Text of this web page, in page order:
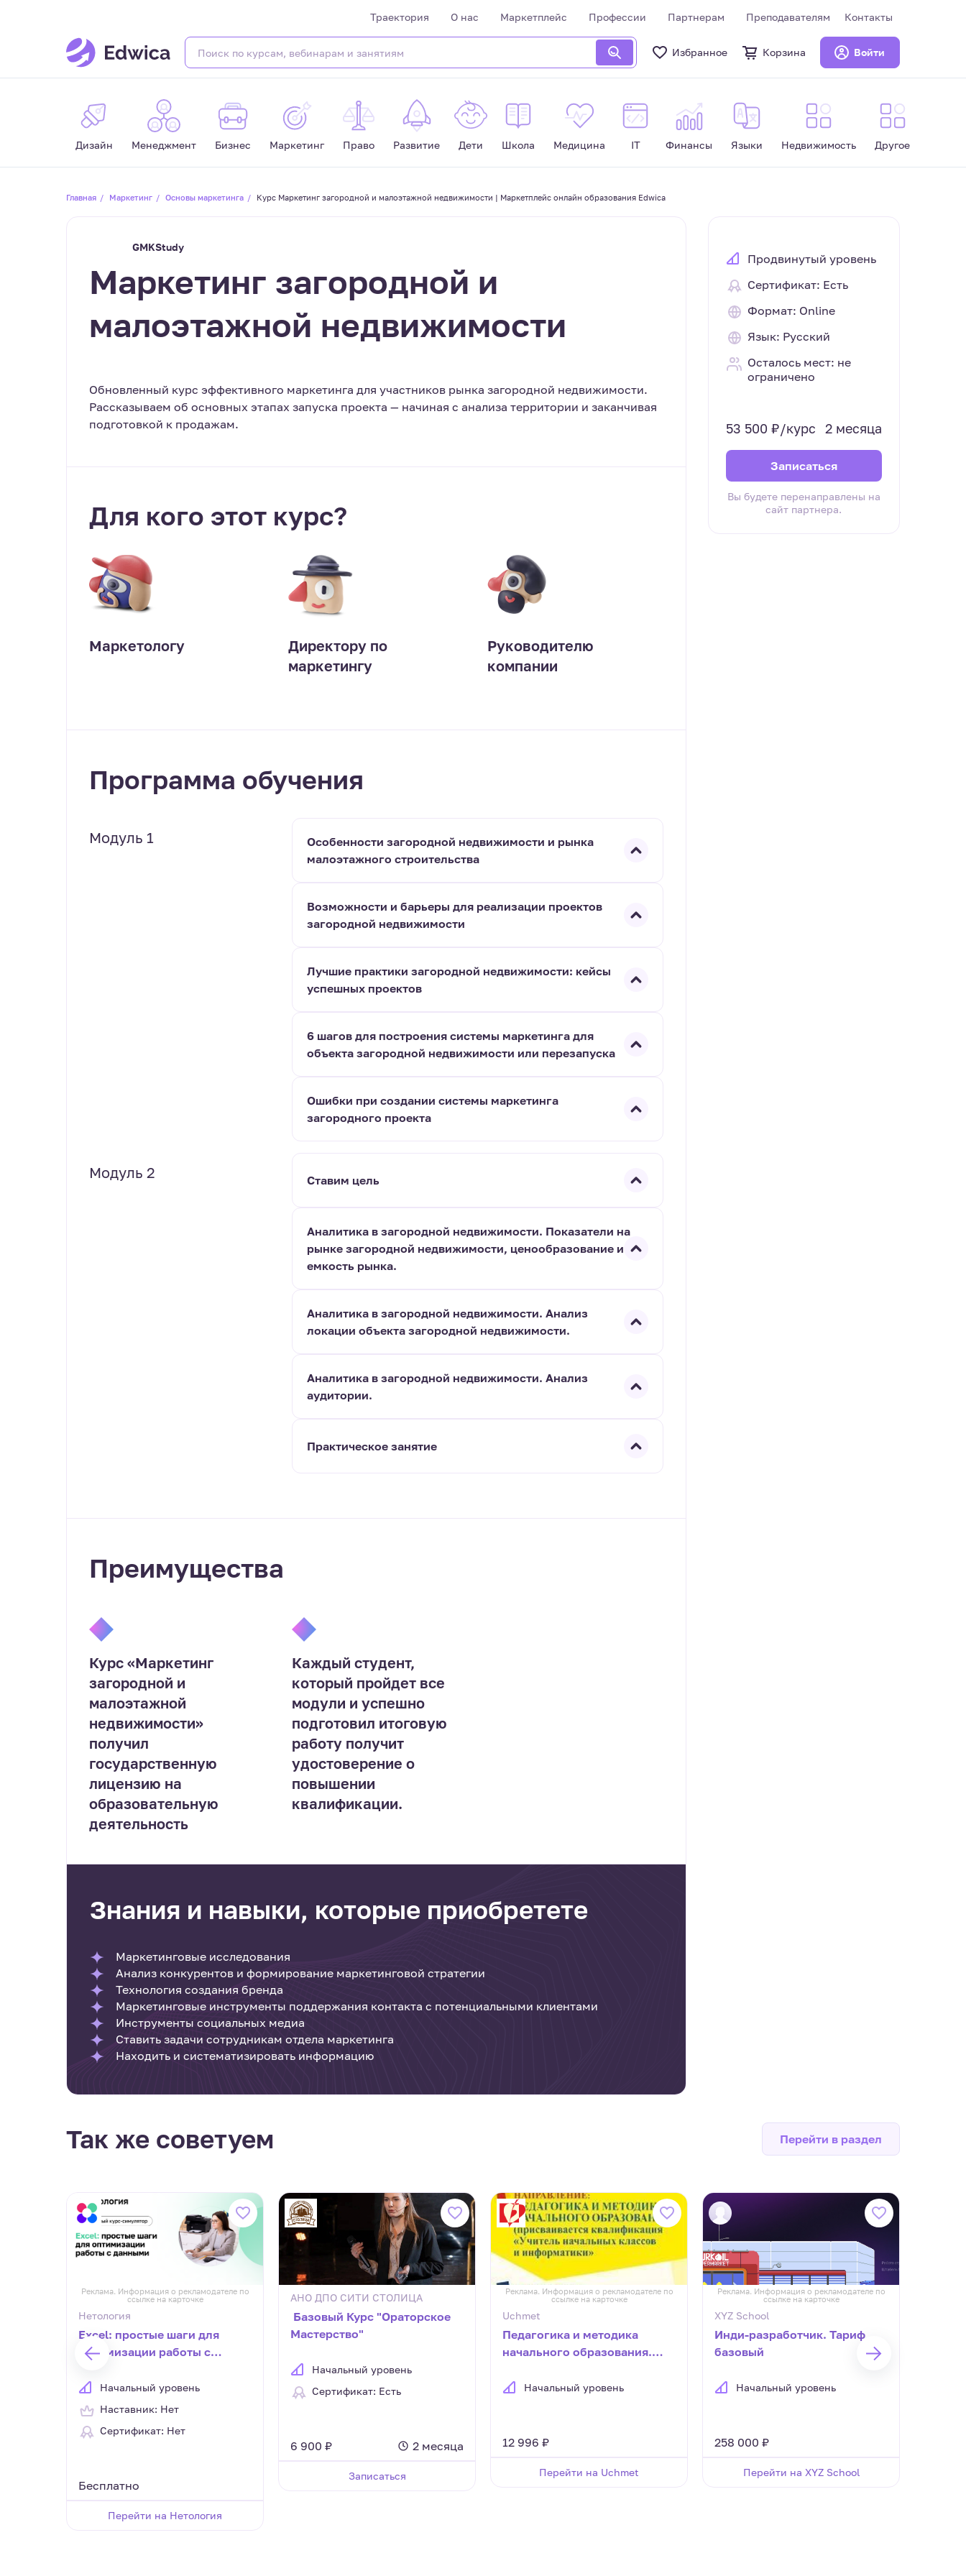
Траектория О нас Маркетплейс Профессии Партнерам Преподавателям Контакты
Избранное Корзина Войти
Дизайн Менеджмент Бизнес Маркетинг Право Развитие Дети Школа Медицина IT Финансы Языки Недвижимость Другое
Главная Маркетинг Основы маркетинга Курс Маркетинг загородной и малоэтажной недвижимости | Маркетплейс онлайн образования Edwica
Продвинутый уровень
Сертификат: Есть
Формат: Online
Язык: Русский
Осталось мест: не
ограничено
53 500 ₽/курс 2 месяца
Записаться
Вы будете перенаправлены на
сайт партнера.
GMKStudy
Маркетинг загородной и
малоэтажной недвижимости
Обновленный курс эффективного маркетинга для участников рынка загородной недвижимости.
Рассказываем об основных этапах запуска проекта — начиная с анализа территории и заканчивая
подготовкой к продажам.
Для кого этот курс?
Маркетологу
Директору по
маркетингу
Руководителю
компании
Программа обучения
Модуль 1
Особенности загородной недвижимости и рынка
малоэтажного строительства
Возможности и барьеры для реализации проектов
загородной недвижимости
Лучшие практики загородной недвижимости: кейсы
успешных проектов
6 шагов для построения системы маркетинга для
объекта загородной недвижимости или перезапуска
Ошибки при создании системы маркетинга
загородного проекта
Модуль 2 Ставим цель
Аналитика в загородной недвижимости. Показатели на
рынке загородной недвижимости, ценообразование и
емкость рынка.
Аналитика в загородной недвижимости. Анализ
локации объекта загородной недвижимости.
Аналитика в загородной недвижимости. Анализ
аудитории.
Практическое занятие
Преимущества
Курс «Маркетинг
загородной и
малоэтажной
недвижимости»
получил
государственную
лицензию на
образовательную
деятельность
Каждый студент,
который пройдет все
модули и успешно
подготовил итоговую
работу получит
удостоверение о
повышении
квалификации.
Знания и навыки, которые приобретете
Маркетинговые исследования
Анализ конкурентов и формирование маркетинговой стратегии
Технология создания бренда
Маркетинговые инструменты поддержания контакта с потенциальными клиентами
Инструменты социальных медиа
Ставить задачи сотрудникам отдела маркетинга
Находить и систематизировать информацию
Так же советуем Перейти в раздел
Реклама. Информация о рекламодателе по
ссылке на карточке
Нетология
Excel: простые шаги для
оптимизации работы с
Начальный уровень
Наставник: Нет
Сертификат: Нет
Бесплатно
Перейти на Нетология
АНО ДПО СИТИ СТОЛИЦА
​ Базовый Курс "Ораторское
Мастерство"
Начальный уровень
Сертификат: Есть
6 900 ₽ 2 месяца
Записаться
Реклама. Информация о рекламодателе по
ссылке на карточке
Uchmet
Педагогика и методика
начального образования.
квалификация Учитель
Начальный уровень
12 996 ₽
Перейти на Uchmet
Реклама. Информация о рекламодателе по
ссылке на карточке
XYZ School
Инди-разработчик. Тариф
базовый
Начальный уровень
258 000 ₽
Перейти на XYZ School